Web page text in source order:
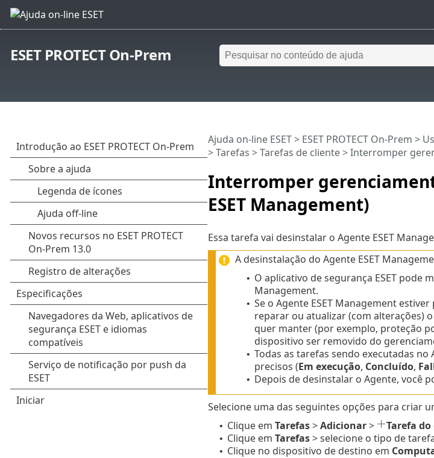
ESET PROTECT On-Prem
Interromper
ESET Management)
Ajuda on-line ESET> ESET PROTECT On-Prem >
>Tarefas >Tarefas de cliente> Interromper
Essa tarefa vai desinstalar o Agente ESET
A desinstalação do Agente ESET
• O aplicativo de segurança ESET pode
Management.
• Se o Agente ESET Management
reparar ou atualizar (com alterações)
quer manter (por exemplo, proteção
dispositivo ser removido do
• Todas as tarefas sendo executadas
precisos (Em execução, Concluído,
• Depois de desinstalar o Agente, você
Selecione uma das seguintes opções para criar
• Clique em Tarefas>Adicionar> Tarefa
• Clique em Tarefas> selecione o tipo de
• Clique no dispositivo de destino em